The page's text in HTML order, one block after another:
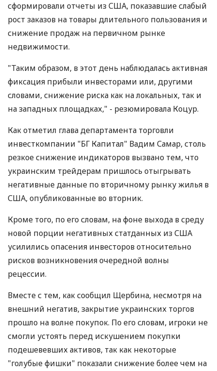
сформировали отчеты из США, показавшие слабый
рост заказов на товары длительного пользования и
снижение продаж на первичном рынке
недвижимости.
"Таким образом, в этот день наблюдалась активная
фиксация прибыли инвесторами или, другими
словами, снижение риска как на локальных, так и
на западных площадках," - резюмировала Коцур.
Как отметил глава департамента торговли
инвесткомпании "БГ Капитал" Вадим Самар, столь
резкое снижение индикаторов вызвано тем, что
украинским трейдерам пришлось отыгрывать
негативные данные по вторичному рынку жилья в
США, опубликованные во вторник.
Кроме того, по его словам, на фоне выхода в среду
новой порции негативных статданных из США
усилились опасения инвесторов относительно
рисков возникновения очередной волны
рецессии.
Вместе с тем, как сообщил Щербина, несмотря на
внешний негатив, закрытие украинских торгов
прошло на волне покупок. По его словам, игроки не
смогли устоять перед искушением покупки
подешевевших активов, так как некоторые
"голубые фишки" показали снижение более чем на